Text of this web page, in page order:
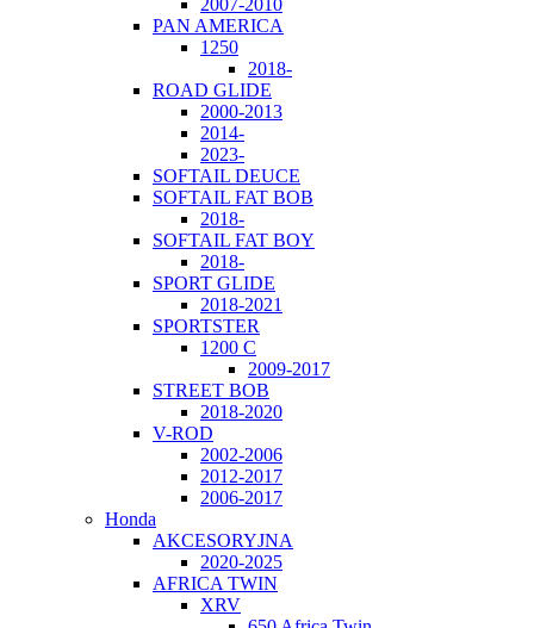
2007-2010
PAN AMERICA
1250
2018-
ROAD GLIDE
2000-2013
2014-
2023-
SOFTAIL DEUCE
SOFTAIL FAT BOB
2018-
SOFTAIL FAT BOY
2018-
SPORT GLIDE
2018-2021
SPORTSTER
1200 C
2009-2017
STREET BOB
2018-2020
V-ROD
2002-2006
2012-2017
2006-2017
Honda
AKCESORYJNA
2020-2025
AFRICA TWIN
XRV